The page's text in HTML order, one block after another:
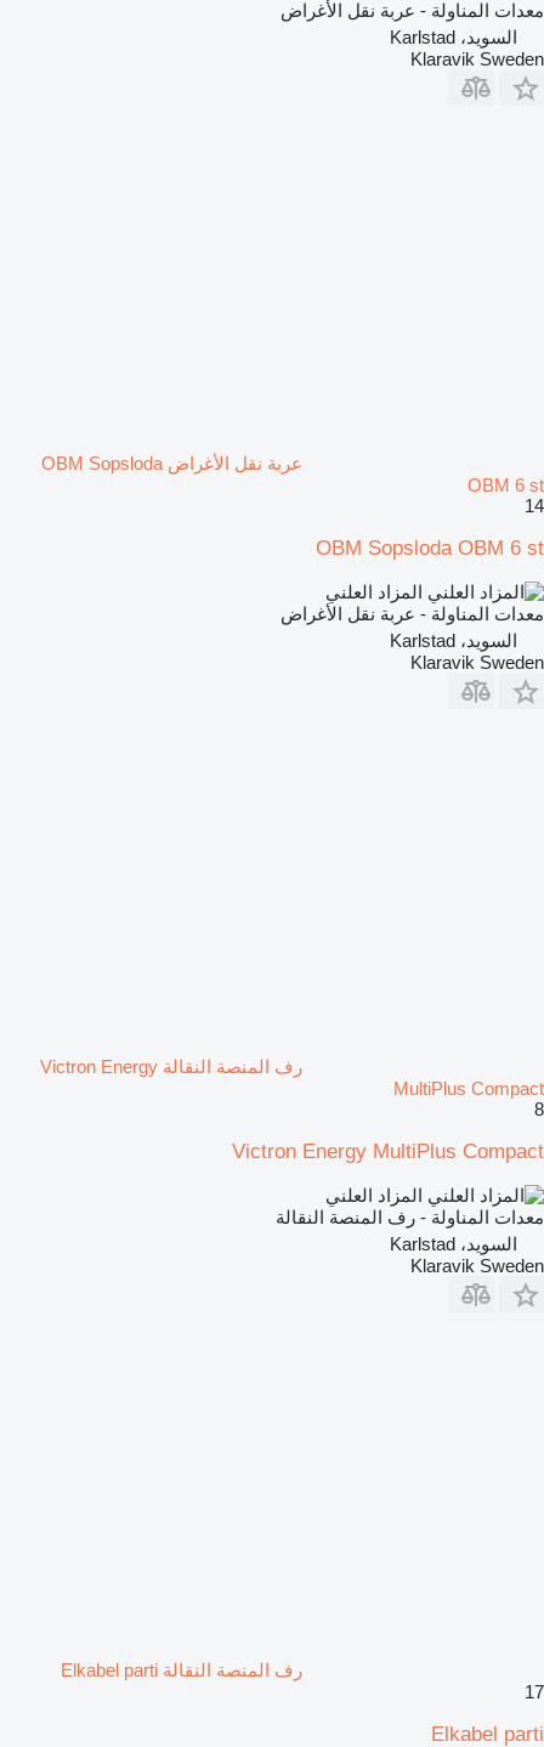
معدات المناولة - عربة نقل الأغراض
السويد، Karlstad
Klaravik Sweden
عربة نقل الأغراض OBM Sopsloda
OBM 6 st
14
OBM Sopsloda OBM 6 st
المزاد العلني
معدات المناولة - عربة نقل الأغراض
السويد، Karlstad
Klaravik Sweden
رف المنصة النقالة Victron Energy
MultiPlus Compact
8
Victron Energy MultiPlus Compact
المزاد العلني
معدات المناولة - رف المنصة النقالة
السويد، Karlstad
Klaravik Sweden
رف المنصة النقالة Elkabel parti
17
Elkabel parti